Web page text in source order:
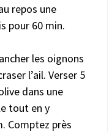
repos une
pour 60 min.
les oignons
l’ail. Verser 5
dans une
tout en y
Comptez près